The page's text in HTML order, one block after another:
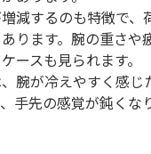
減するのも特徴で
ります。腕の重さ
ースも見られます。
腕が冷えやすく感
手先の感覚が鈍く